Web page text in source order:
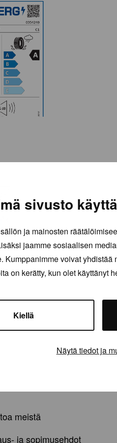
sivusto
ja mainosten
jaamme sosiaalisen
Kumppanimme voivat
on kerätty, kun olet käyttänyt
Kiellä
Näytä tiedot ja
meistä
ja sopimusehdot